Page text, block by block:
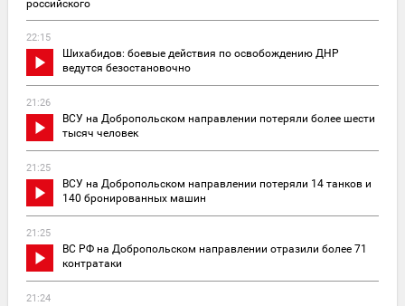
российского
22:15
Шихабидов: боевые действия по освобождению ДНР
ведутся безостановочно
21:26
ВСУ на Добропольском направлении потеряли более шести
тысяч человек
21:25
ВСУ на Добропольском направлении потеряли 14 танков и
140 бронированных машин
21:25
ВС РФ на Добропольском направлении отразили более 71
контратаки
21:24